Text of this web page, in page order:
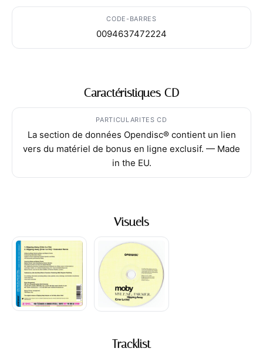
CODE-BARRES
0094637472224
Caractéristiques CD
PARTICULARITES CD
La section de données Opendisc® contient un lien
vers du matériel de bonus en ligne exclusif. — Made
in the EU.
Visuels
Tracklist